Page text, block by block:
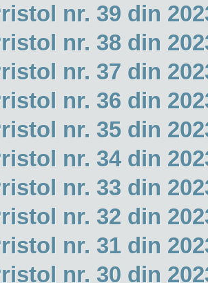
nr. 39 din
nr. 38 din
nr. 37 din
nr. 36 din
nr. 35 din
nr. 34 din
nr. 33 din
nr. 32 din
nr. 31 din
nr. 30 din